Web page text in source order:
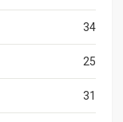
34
25
31